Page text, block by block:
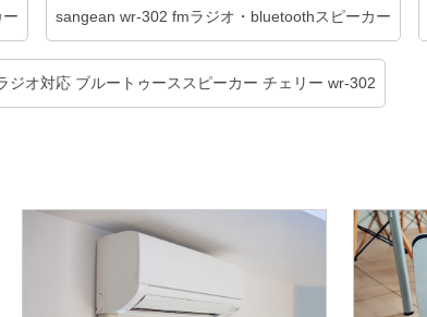
sangean wr-302 fmラジオ・bluetoothスピーカー
ジオ対応 ブルートゥーススピーカー チェリー wr-302